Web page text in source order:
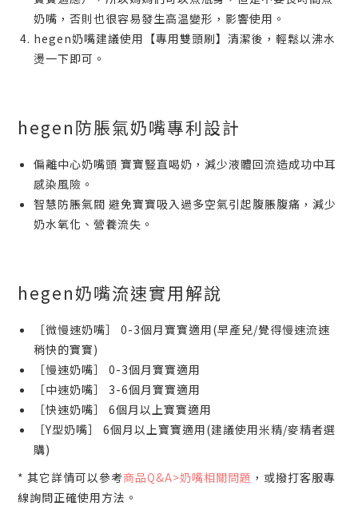
奶嘴，否則也很容易發生高温變形，影響使用。
hegen奶嘴建議使用【專用雙頭刷】清潔後，輕鬆以沸水
燙一下即可。
hegen防脹氣奶嘴專利設計
偏離中心奶嘴頭 寶寶豎直喝奶，減少液體回流造成功中耳
感染風險。
智慧防脹氣閥 避免寶寶吸入過多空氣引起腹脹腹痛，減少
奶水氧化、營養流失。
hegen奶嘴流速實用解說
［微慢速奶嘴］ 0-3個月寶寶適用(早產兒/覺得慢速流速
稍快的寶寶)
［慢速奶嘴］ 0-3個月寶寶適用
［中速奶嘴］ 3-6個月寶寶適用
［快速奶嘴］ 6個月以上寶寶適用
［Y型奶嘴］ 6個月以上寶寶適用(建議使用米精/麥精者選
購)
* 其它詳情可以參考商品Q&A>奶嘴相關問題 ，或撥打客服專
線詢問正確使用方法。